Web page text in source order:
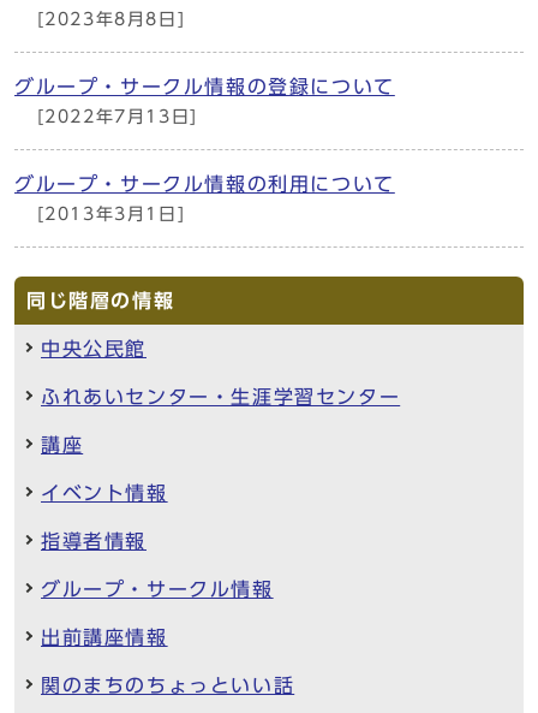
[2023年8月8日]
グループ・サークル情報の登録について
[2022年7月13日]
グループ・サークル情報の利用について
[2013年3月1日]
同じ階層の情報
中央公民館
ふれあいセンター・生涯学習センター
講座
イベント情報
指導者情報
グループ・サークル情報
出前講座情報
関のまちのちょっといい話